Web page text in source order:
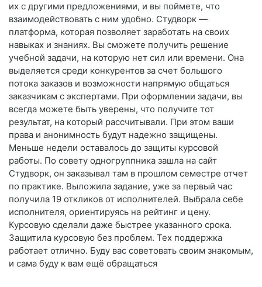
их с другими предложениями, и вы поймете, что
взаимодействовать с ним удобно. Студворк —
платформа, которая позволяет заработать на своих
навыках и знаниях. Вы сможете получить решение
учебной задачи, на которую нет сил или времени. Она
выделяется среди конкурентов за счет большого
потока заказов и возможности напрямую общаться
заказчикам с экспертами. При оформлении задачи, вы
всегда можете быть уверены, что получите тот
результат, на который рассчитывали. При этом ваши
права и анонимность будут надежно защищены.
Меньше недели оставалось до защиты курсовой
работы. По совету одногруппника зашла на сайт
Студворк, он заказывал там в прошлом семестре отчет
по практике. Выложила задание, уже за первый час
получила 19 откликов от исполнителей. Выбрала себе
исполнителя, ориентируясь на рейтинг и цену.
Курсовую сделали даже быстрее указанного срока.
Защитила курсовую без проблем. Тех поддержка
работает отлично. Буду вас советовать своим знакомым,
и сама буду к вам ещё обращаться